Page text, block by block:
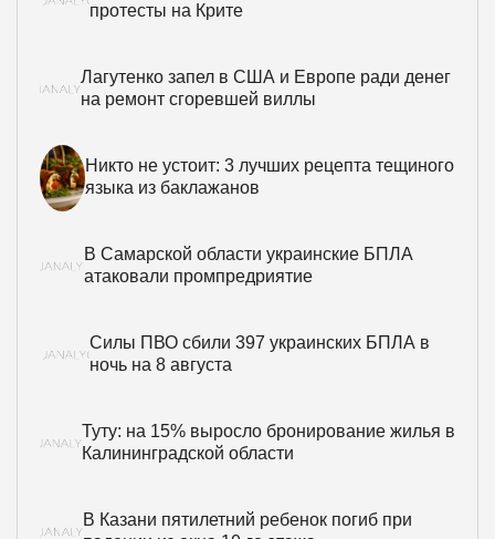
протесты на Крите
Лагутенко запел в США и Европе ради денег
на ремонт сгоревшей виллы
Никто не устоит: 3 лучших рецепта тещиного
языка из баклажанов
В Самарской области украинские БПЛА
атаковали промпредриятие
Силы ПВО сбили 397 украинских БПЛА в
ночь на 8 августа
Туту: на 15% выросло бронирование жилья в
Калининградской области
В Казани пятилетний ребенок погиб при